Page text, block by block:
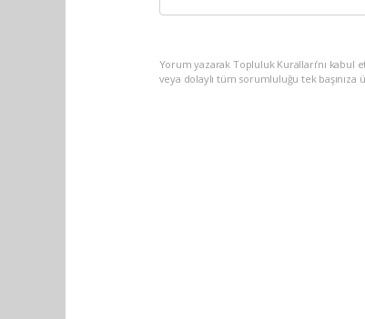
Yorum yazarak Topluluk Kuralları’nı
veya dolaylı tüm sorumluluğu tek